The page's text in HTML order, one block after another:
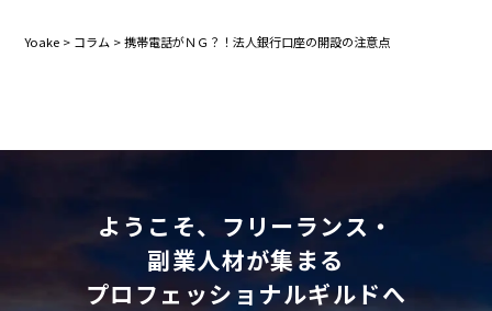
Yoake > コラム >携帯電話がＮＧ？！法人銀行口座の開設の注意点
ようこそ、フリーランス・
副業人材が集まる
プロフェッショナルギルドへ